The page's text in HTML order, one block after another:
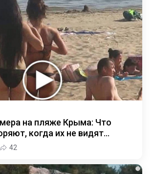
на пляже Крыма: Что
когда их не видят...
42
i